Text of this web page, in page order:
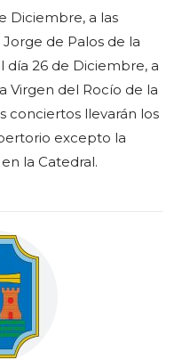
Diciembre, a las
de Palos de la
día 26 de Diciembre, a
Virgen del Rocío de la
conciertos llevarán los
excepto la
la Catedral.